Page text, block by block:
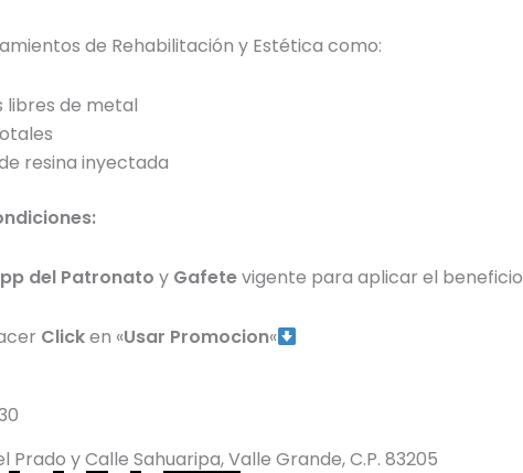
de Rehabilitación y Estética como:
libres de metal
resina inyectada
del Patronatoy Gafetevigente para aplicar el beneficio
Clicken «Usar Promocion«
Prado y Calle Sahuaripa, Valle Grande, C.P. 83205